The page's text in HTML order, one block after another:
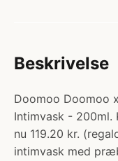
Beskrivelse
Doomoo Doomoo
Intimvask - 200ml.
nu 119.20 kr.
intimvask med